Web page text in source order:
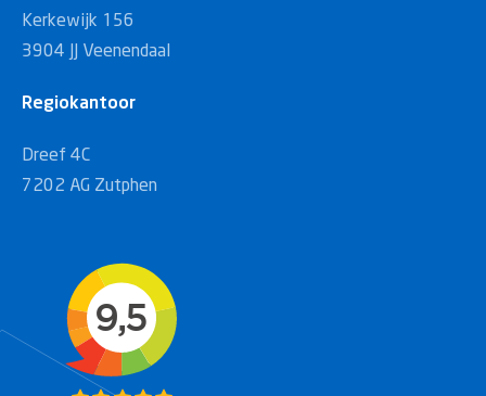
Kerkewijk 156
3904 JJ Veenendaal
Regiokantoor
Dreef 4C
7202 AG Zutphen